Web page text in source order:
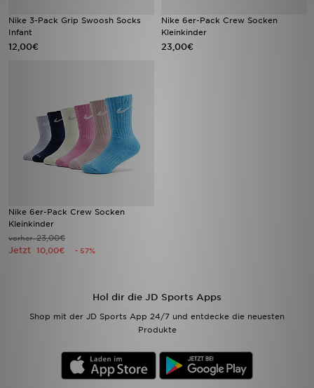
Nike 3-Pack Grip Swoosh Socks
Infant
12,00€
Nike 6er-Pack Crew Socken
Kleinkinder
23,00€
Nike 6er-Pack Crew Socken
Kleinkinder
vorher23,00€
Jetzt 10,00€ - 57%
Hol dir die JD Sports Apps
Shop mit der JD Sports App 24/7 und entdecke die neuesten
Produkte